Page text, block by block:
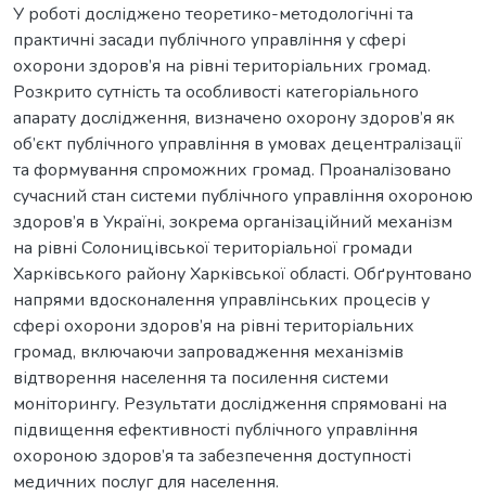
У роботі досліджено теоретико-методологічні та
практичні засади публічного управління у сфері
охорони здоров’я на рівні територіальних громад.
Розкрито сутність та особливості категоріального
апарату дослідження, визначено охорону здоров’я як
об’єкт публічного управління в умовах децентралізації
та формування спроможних громад. Проаналізовано
сучасний стан системи публічного управління охороною
здоров’я в Україні, зокрема організаційний механізм
на рівні Солоницівської територіальної громади
Харківського району Харківської області. Обґрунтовано
напрями вдосконалення управлінських процесів у
сфері охорони здоров’я на рівні територіальних
громад, включаючи запровадження механізмів
відтворення населення та посилення системи
моніторингу. Результати дослідження спрямовані на
підвищення ефективності публічного управління
охороною здоров’я та забезпечення доступності
медичних послуг для населення.